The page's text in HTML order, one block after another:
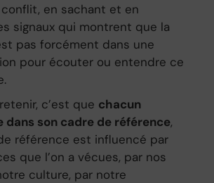
conflit, en sachant et en
signaux qui montrent que la
pas forcément dans une
pour écouter ou entendre ce
c’est que chacun
dans son cadre de référence,
référence est influencé par
que l’on a vécues, par nos
culture, par notre